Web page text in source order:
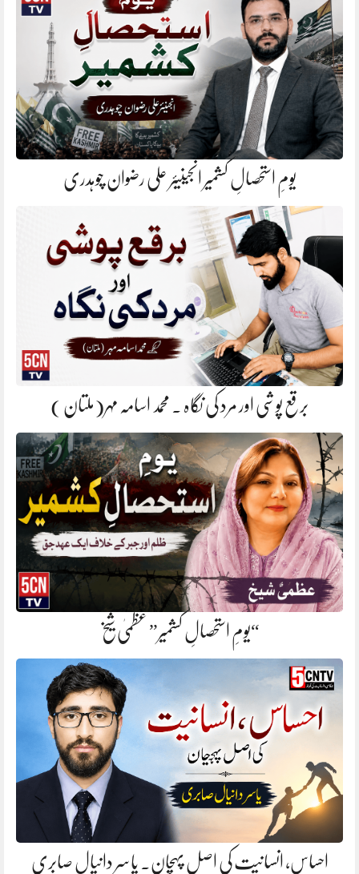
یومِ استحصالِ کشمیر انجینیئر علی رضوان چوہدری
برقع پوشی اور مرد کی نگاہ . محمد اسامہ مہر(ملتان )
“یومِ استحصالِ کشمیر” عظمیٰ شیخ
احساس، انسانیت کی اصل پہچان. یاسر دانیال صابری